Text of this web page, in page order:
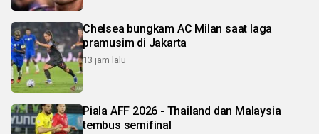
Chelsea bungkam AC Milan saat laga
pramusim di Jakarta
13 jam lalu
Piala AFF 2026 - Thailand dan Malaysia
tembus semifinal